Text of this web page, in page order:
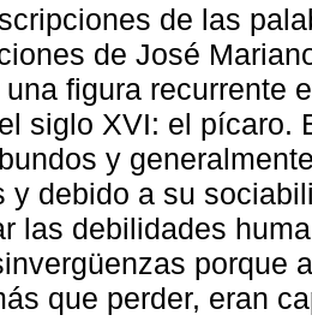
de las
de José
una figura recurrente
siglo XVI: el pícaro.
y
y debido a su
las debilidades
porque
que perder, eran